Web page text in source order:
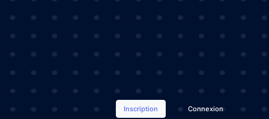
Inscription Connexion